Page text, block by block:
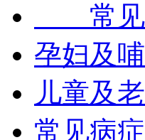
常见
孕妇及
儿童及
常见病